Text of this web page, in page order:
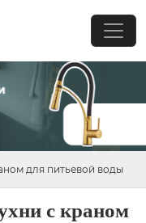
для питьевой воды
с краном